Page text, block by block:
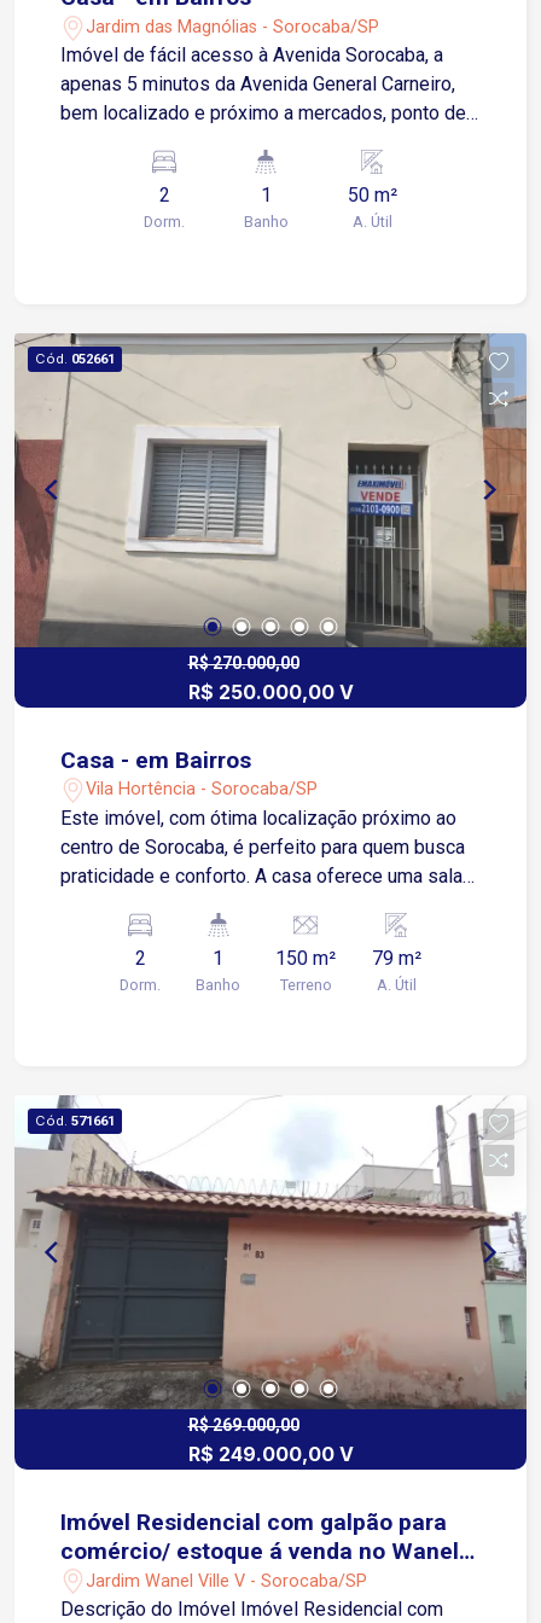
Jardim das Magnólias - Sorocaba/SP
Imóvel de fácil acesso à Avenida Sorocaba, a
apenas 5 minutos da Avenida General Carneiro,
bem localizado e próximo a mercados, ponto de
terreno conta com duas casas, proporcionando
flexibilidade de uso. A primeira casa dispõe de 1
dormitório, sala, cozinha com gabinete, área de
quintal que pode ser aproveitado para diversas
finalidades.
2
Dorm.
1
Banho
50 m²
A. Útil
Cód. 052661
R$ 270.000,00
R$ 250.000,00 V
Casa - em Bairros
Vila Hortência - Sorocaba/SP
Este imóvel, com ótima localização próximo ao
centro de Sorocaba, é perfeito para quem busca
praticidade e conforto. A casa oferece uma sala
convivência em família, uma cozinha integrada à
copa, proporcionando um ambiente funcional e
agradável, além de um banheiro social bem
escolha para quem deseja morar perto de tudo,
sem abrir mão da tranquilidade.
2
Dorm.
1
Banho
150 m²
Terreno
79 m²
A. Útil
Cód. 571661
R$ 269.000,00
R$ 249.000,00 V
Imóvel Residencial com galpão para
comércio/ estoque á venda no Wanel
Ville em Sorocaba-SP
Jardim Wanel Ville V - Sorocaba/SP
Descrição do Imóvel Imóvel Residencial com